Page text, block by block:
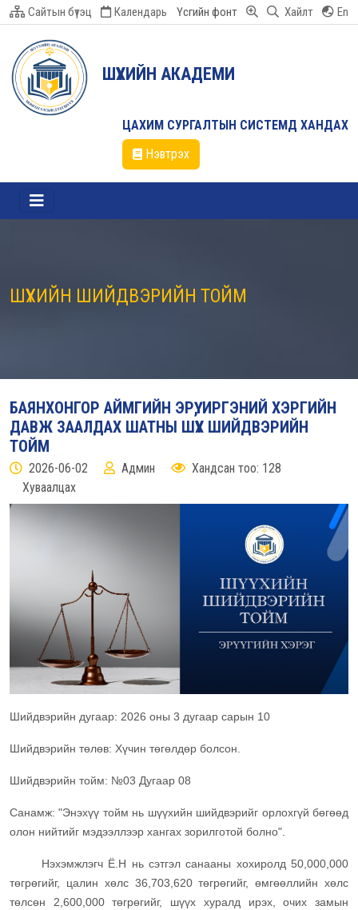
Сайтын бүтэц Календарь Үсгийн фонт Хайлт En
ШҮҮХИЙН АКАДЕМИ
ЦАХИМ СУРГАЛТЫН СИСТЕМД ХАНДАХ
Нэвтрэх
ШҮҮХИЙН ШИЙДВЭРИЙН ТОЙМ
БАЯНХОНГОР АЙМГИЙН ЭРҮҮ, ИРГЭНИЙ ХЭРГИЙН
ДАВЖ ЗААЛДАХ ШАТНЫ ШҮҮХ ШИЙДВЭРИЙН
ТОЙМ
2026-06-02 Админ
Хандсан тоо: 128
Хуваалцах
Шийдвэрийн дугаар: 2026 оны 3 дугаар сарын 10
Шийдвэрийн төлөв: Хүчин төгөлдөр болсон.
Шийдвэрийн тойм: №03 Дугаар 08
Санамж: "Энэхүү тойм нь шүүхийн шийдвэрийг орлохгүй бөгөөд
олон нийтийг мэдээллээр хангах зорилготой болно".
Нэхэмжлэгч Ё.Н нь сэтгэл санааны хохиролд 50,000,000
төгрөгийг, цалин хөлс 36,703,620 төгрөгийг, өмгөөллийн хөлс
төлсөн 2,600,000 төгрөгийг, шүүх хуралд ирэх, очих замын